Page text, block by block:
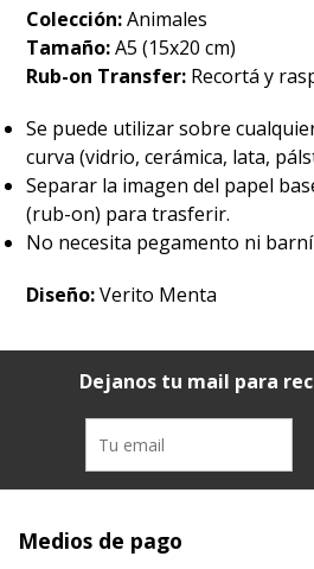
Colección:Animales
Tamaño:A5 (15x20 cm)
Rub-on Transfer: Recortá y
Se puede utilizar sobre
curva (vidrio, cerámica, lata,
Separar la imagen del papel
(rub-on) para trasferir.
No necesita pegamento ni
Diseño:Verito Menta
Dejanos tu mail para
Medios de pago